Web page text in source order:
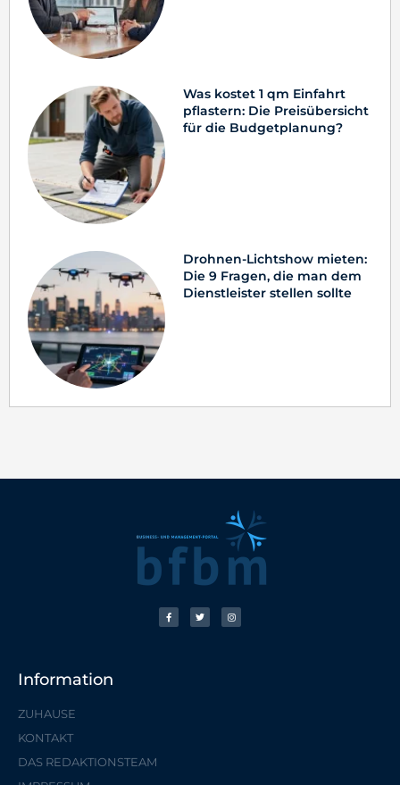
Was kostet 1 qm Einfahrt
pflastern: Die Preisübersicht
für die Budgetplanung?
Drohnen-Lichtshow mieten:
Die 9 Fragen, die man dem
Dienstleister stellen sollte
Information
ZUHAUSE
KONTAKT
DAS REDAKTIONSTEAM